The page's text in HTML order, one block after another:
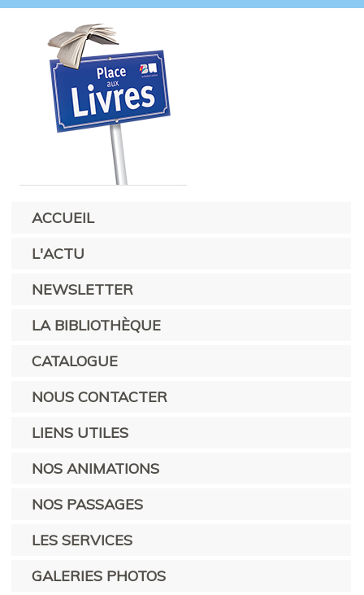
ACCUEIL
L'ACTU
NEWSLETTER
LA BIBLIOTHÈQUE
CATALOGUE
NOUS CONTACTER
LIENS UTILES
NOS ANIMATIONS
NOS PASSAGES
LES SERVICES
GALERIES PHOTOS